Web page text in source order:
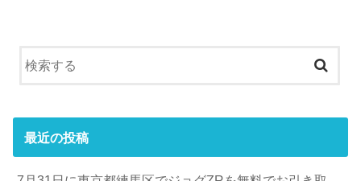
最近の投稿